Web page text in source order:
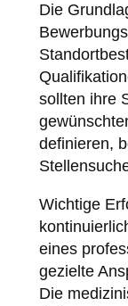
Die
sollten ihre
definieren,
Wichtige
eines
gezielte
Die